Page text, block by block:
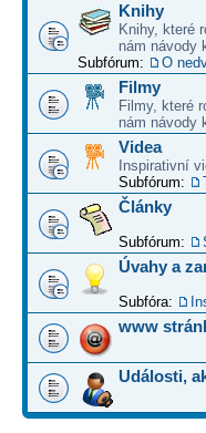
Knihy
Knihy, které
nám návody
Subfórum:
O
Filmy
Filmy, které
nám návody
Videa
Inspirativní
Subfórum:
Články
Subfórum:
Úvahy a
Subfóra:
www
Události,